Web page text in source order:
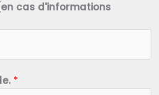
cas d'informations
*